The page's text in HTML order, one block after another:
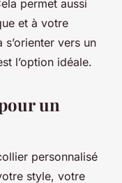
permet aussi
et à votre
vers un
l’option idéale.
un
personnalisé
style, votre